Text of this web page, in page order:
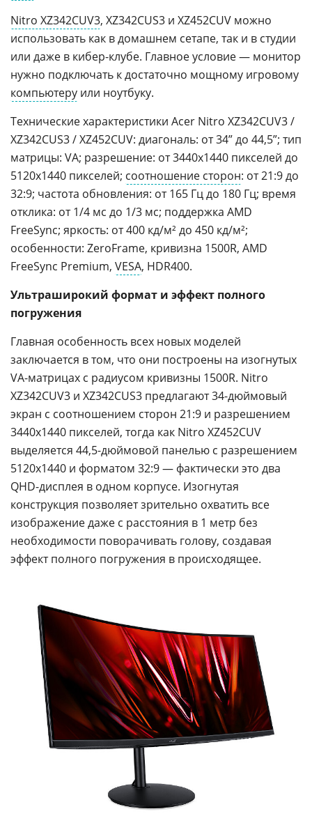
Nitro XZ342CUV3, XZ342CUS3 и XZ452CUV можно
использовать как в домашнем сетапе, так и в студии
или даже в кибер-клубе. Главное условие — монитор
нужно подключать к достаточно мощному игровому
компьютеру или ноутбуку.
Технические характеристики Acer Nitro XZ342CUV3 /
XZ342CUS3 / XZ452CUV: диагональ: от 34” до 44,5”; тип
матрицы: VA; разрешение: от 3440x1440 пикселей до
5120x1440 пикселей; соотношение сторон: от 21:9 до
32:9; частота обновления: от 165 Гц до 180 Гц; время
отклика: от 1/4 мс до 1/3 мс; поддержка AMD
FreeSync; яркость: от 400 кд/м² до 450 кд/м²;
особенности: ZeroFrame, кривизна 1500R, AMD
FreeSync Premium, VESA, HDR400.
Ультраширокий формат и эффект полного
погружения
Главная особенность всех новых моделей
заключается в том, что они построены на изогнутых
VA-матрицах с радиусом кривизны 1500R. Nitro
XZ342CUV3 и XZ342CUS3 предлагают 34-дюймовый
экран с соотношением сторон 21:9 и разрешением
3440x1440 пикселей, тогда как Nitro XZ452CUV
выделяется 44,5-дюймовой панелью с разрешением
5120x1440 и форматом 32:9 — фактически это два
QHD-дисплея в одном корпусе. Изогнутая
конструкция позволяет зрительно охватить все
изображение даже с расстояния в 1 метр без
необходимости поворачивать голову, создавая
эффект полного погружения в происходящее.